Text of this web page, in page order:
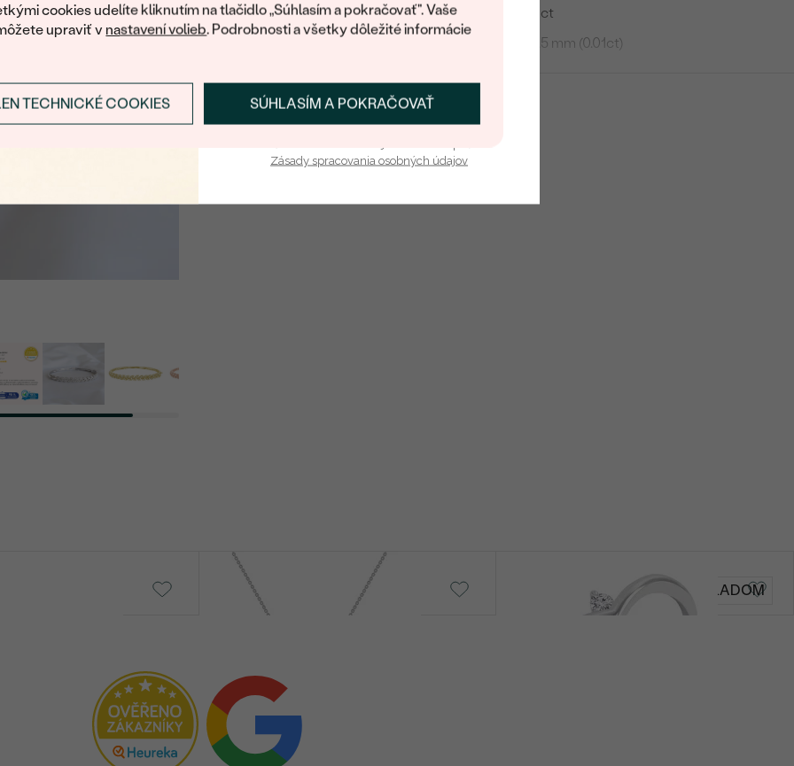
cookies udelíte kliknutím na tlačidlo „Súhlasím a pokračovať". Vaše
upraviť v nastavení volieb. Podrobnosti a všetky dôležité informácie
SÚHLASÍM A POKRAČOVAŤ
TECHNICKÉ COOKIES
KARÁTOVÁ VÁHA:
0.65 ct
3 - 3.5 mm (0.01ct)
FARBA:
PÔVOD:
Vieny
€ 259 SKLADOM
Prihlásiť sa a získať zľavu
Zásady spracovania osobných údajov